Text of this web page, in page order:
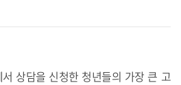
상담을 신청한 청년들의 가장 큰 고